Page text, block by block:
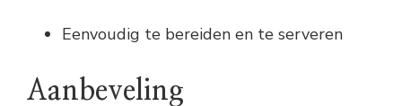
Eenvoudig te bereiden en te serveren
Aanbeveling